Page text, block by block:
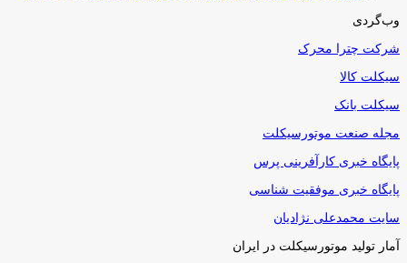
وب‌گردی
شرکت چترا محرک
سیکلت کالا
سیکلت بانک
مجله صنعت موتورسیکلت
پایگاه خبری کارآفرینی پرس
پایگاه خبری موفقیت شناسی
سایت محمدعلی نژادیان
آمار تولید موتورسیکلت در ایران